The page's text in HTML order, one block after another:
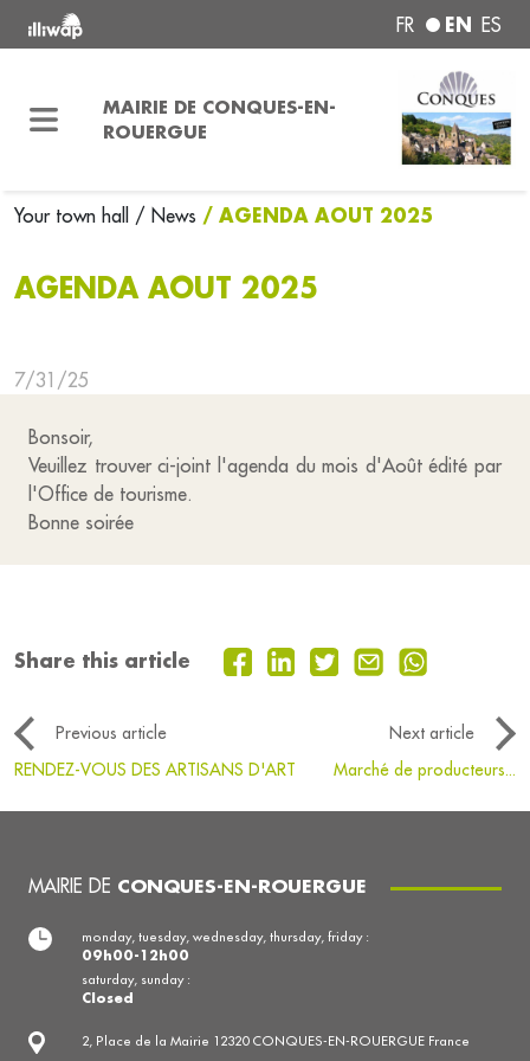
FR EN ES
MAIRIE DE CONQUES-EN-
ROUERGUE
Your town hall / News / AGENDA AOUT 2025
AGENDA AOUT 2025
7/31/25
Bonsoir,
Veuillez trouver ci-joint l'agenda du mois d'Août édité par
l'Office de tourisme.
Bonne soirée
Share this article
Previous article
Next article
RENDEZ-VOUS DES ARTISANS D'ART
Marché de producteurs...
MAIRIE DE CONQUES-EN-ROUERGUE
2, Place de la Mairie 12320 CONQUES-EN-ROUERGUE France
monday, tuesday, wednesday, thursday, friday :
09h00-12h00
saturday, sunday :
Closed